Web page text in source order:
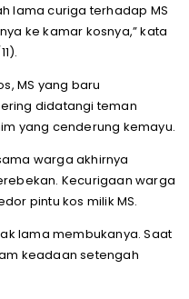
lama curiga terhadap MS
ke kamar kosnya,” kata
MS yang baru
didatangi teman
yang cenderung kemayu.
warga akhirnya
Kecurigaan warga
pintu kos milik MS.
lama membukanya. Saat
keadaan setengah